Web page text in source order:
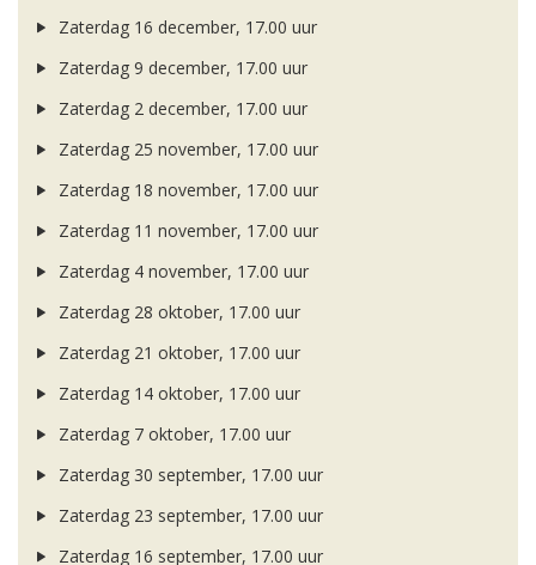
Zaterdag 16 december, 17.00 uur
Zaterdag 9 december, 17.00 uur
Zaterdag 2 december, 17.00 uur
Zaterdag 25 november, 17.00 uur
Zaterdag 18 november, 17.00 uur
Zaterdag 11 november, 17.00 uur
Zaterdag 4 november, 17.00 uur
Zaterdag 28 oktober, 17.00 uur
Zaterdag 21 oktober, 17.00 uur
Zaterdag 14 oktober, 17.00 uur
Zaterdag 7 oktober, 17.00 uur
Zaterdag 30 september, 17.00 uur
Zaterdag 23 september, 17.00 uur
Zaterdag 16 september, 17.00 uur